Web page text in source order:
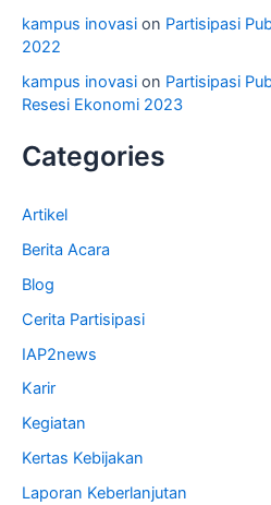
kampus inovasi on Partisipasi
2022
kampus inovasi on Partisipasi
Resesi Ekonomi 2023
Categories
Artikel
Berita Acara
Blog
Cerita Partisipasi
IAP2news
Karir
Kegiatan
Kertas Kebijakan
Laporan Keberlanjutan